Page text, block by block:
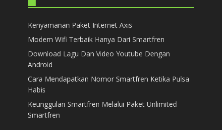
Kenyamanan Paket Internet Axis
Modem Wifi Terbaik Hanya Dari Smartfren
Download Lagu Dan Video Youtube Dengan
Android
Cara Mendapatkan Nomor Smartfren Ketika Pulsa
Habis
Keunggulan Smartfren Melalui Paket Unlimited
Smartfren